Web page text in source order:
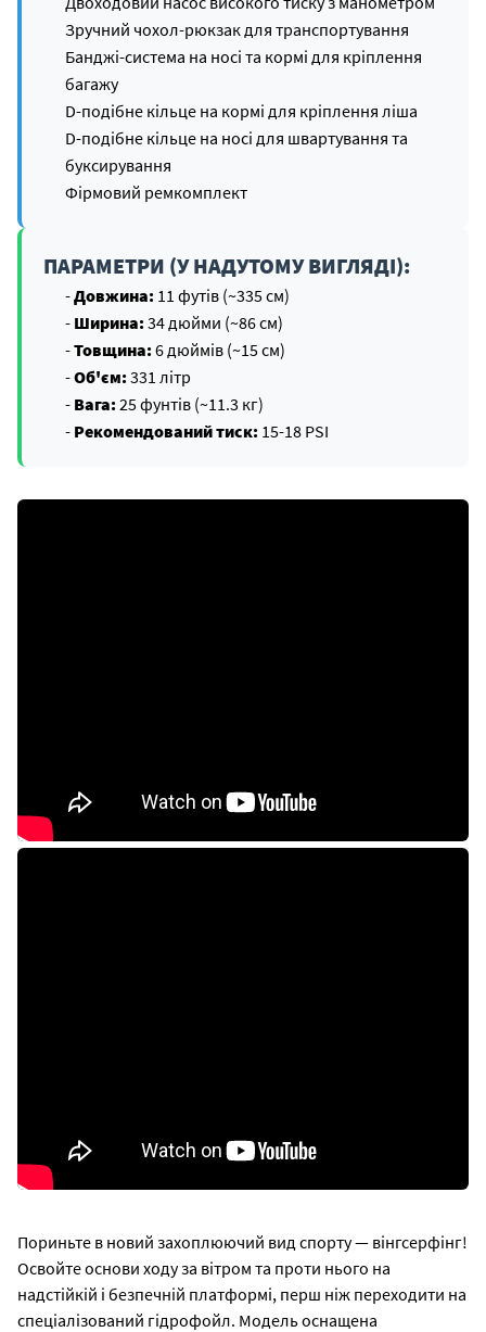
Зручний чохол-рюкзак для транспортування
Банджі-система на носі та кормі для кріплення
багажу
D-подібне кільце на кормі для кріплення ліша
D-подібне кільце на носі для швартування та
буксирування
Фірмовий ремкомплект
ПАРАМЕТРИ (У НАДУТОМУ ВИГЛЯДІ):
-Довжина: 11 футів (~335 см)
- Ширина:34 дюйми (~86 см)
-Товщина:6 дюймів (~15 см)
-Об'єм:331 літр
- Вага:25 фунтів (~11.3 кг)
- Рекомендований тиск: 15-18 PSI
Пориньте в новий захоплюючий вид спорту — вінгсерфінг!
Освойте основи ходу за вітром та проти нього на
надстійкій і безпечній платформі, перш ніж переходити на
спеціалізований гідрофойл. Модель оснащена